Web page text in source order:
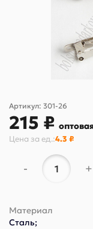
Артикул: 301-26
215 ₽
Цена за ед.:4.3 ₽
- +
Материал
Сталь;